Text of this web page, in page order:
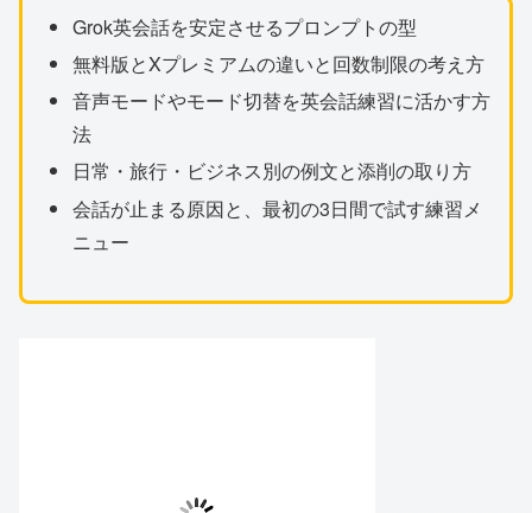
Grok英会話を安定させるプロンプトの型
無料版とXプレミアムの違いと回数制限の考え方
音声モードやモード切替を英会話練習に活かす方
法
日常・旅行・ビジネス別の例文と添削の取り方
会話が止まる原因と、最初の3日間で試す練習メ
ニュー